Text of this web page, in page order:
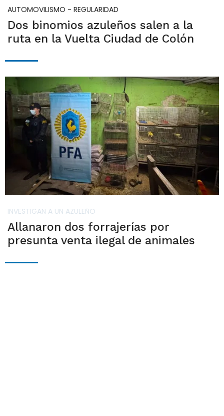
AUTOMOVILISMO - REGULARIDAD
Dos binomios azuleños salen a la
ruta en la Vuelta Ciudad de Colón
INVESTIGAN A UN AZULEÑO
Allanaron dos forrajerías por
presunta venta ilegal de animales